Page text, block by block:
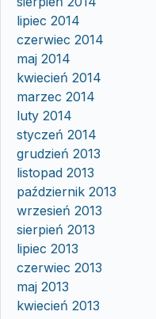
lipiec 2014
czerwiec 2014
maj 2014
kwiecień 2014
marzec 2014
luty 2014
styczeń 2014
grudzień 2013
listopad 2013
październik 2013
wrzesień 2013
sierpień 2013
lipiec 2013
czerwiec 2013
maj 2013
kwiecień 2013